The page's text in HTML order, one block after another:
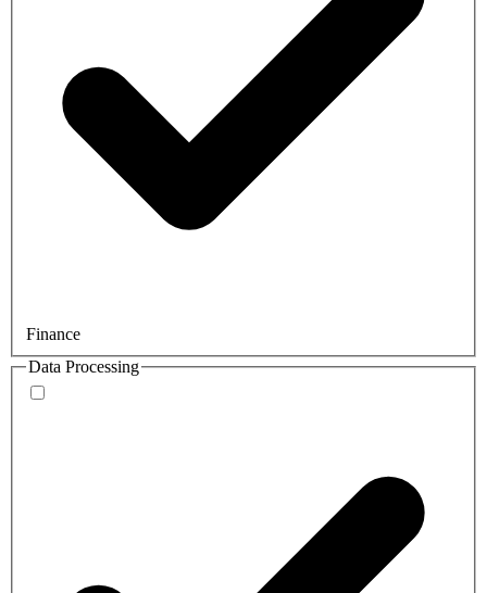
Finance
Data Processing